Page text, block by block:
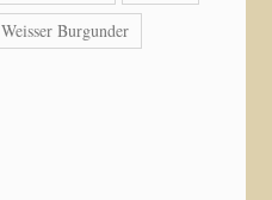
Weisser Burgunder